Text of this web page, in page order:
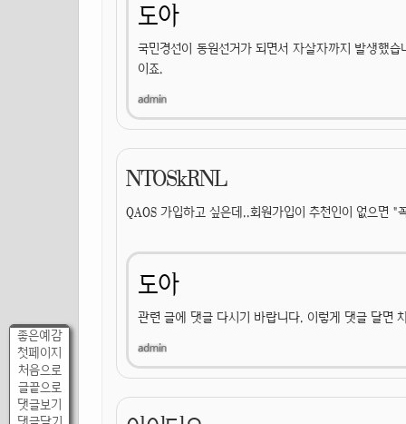
좋은예감
첫페이지
처음으로
글끝으로
댓글보기
도아
국민경선이 동원선거가 되면서 자살자까지 발생했
이죠.
NTOSkRNL
QAOS 가입하고 싶은데..회원가입이 추천인이 없으면
도아
관련 글에 댓글 다시기 바랍니다. 이렇게 댓글 달면